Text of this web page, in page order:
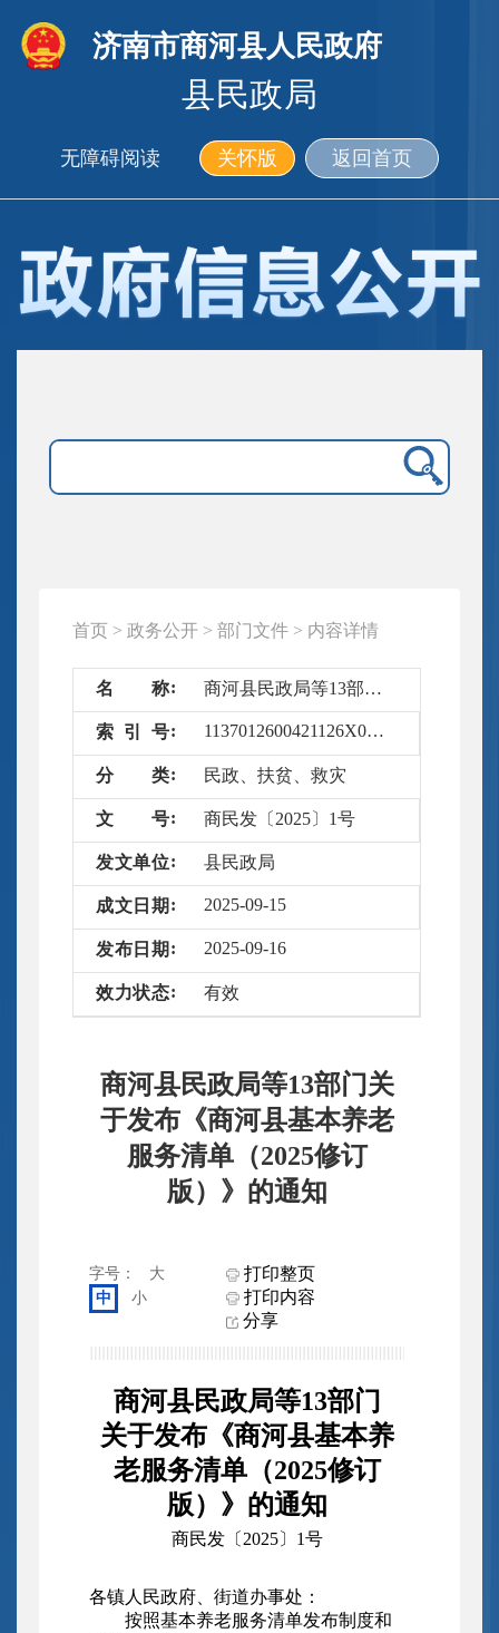
济南市商河县人民政府
县民政局
无障碍阅读 关怀版 返回首页
首页 > 政务公开 > 部门文件 > 内容详情
名 称 商河县民政局等13部门关于发布《商河县基本养老服务清单（2025修订版）》的通知
索 引 号 1137012600421126X0/2025-6704362
分 类 民政、扶贫、救灾
文 号 商民发〔2025〕1号
发文单位 县民政局
成文 日 期 2025-09-15
发布 日 期 2025-09-16
效力状态 有效
商河县民政局等13部门关
于发布《商河县基本养老
服务清单（2025修订
版）》的通知
字号：
大
中
小
打印整页
打印内容
分享
商河县民政局等13部门
关于发布《商河县基本养
老服务清单（2025修订
版）》的通知
商民发〔2025〕1号
各镇人民政府、街道办事处：
按照基本养老服务清单发布制度和